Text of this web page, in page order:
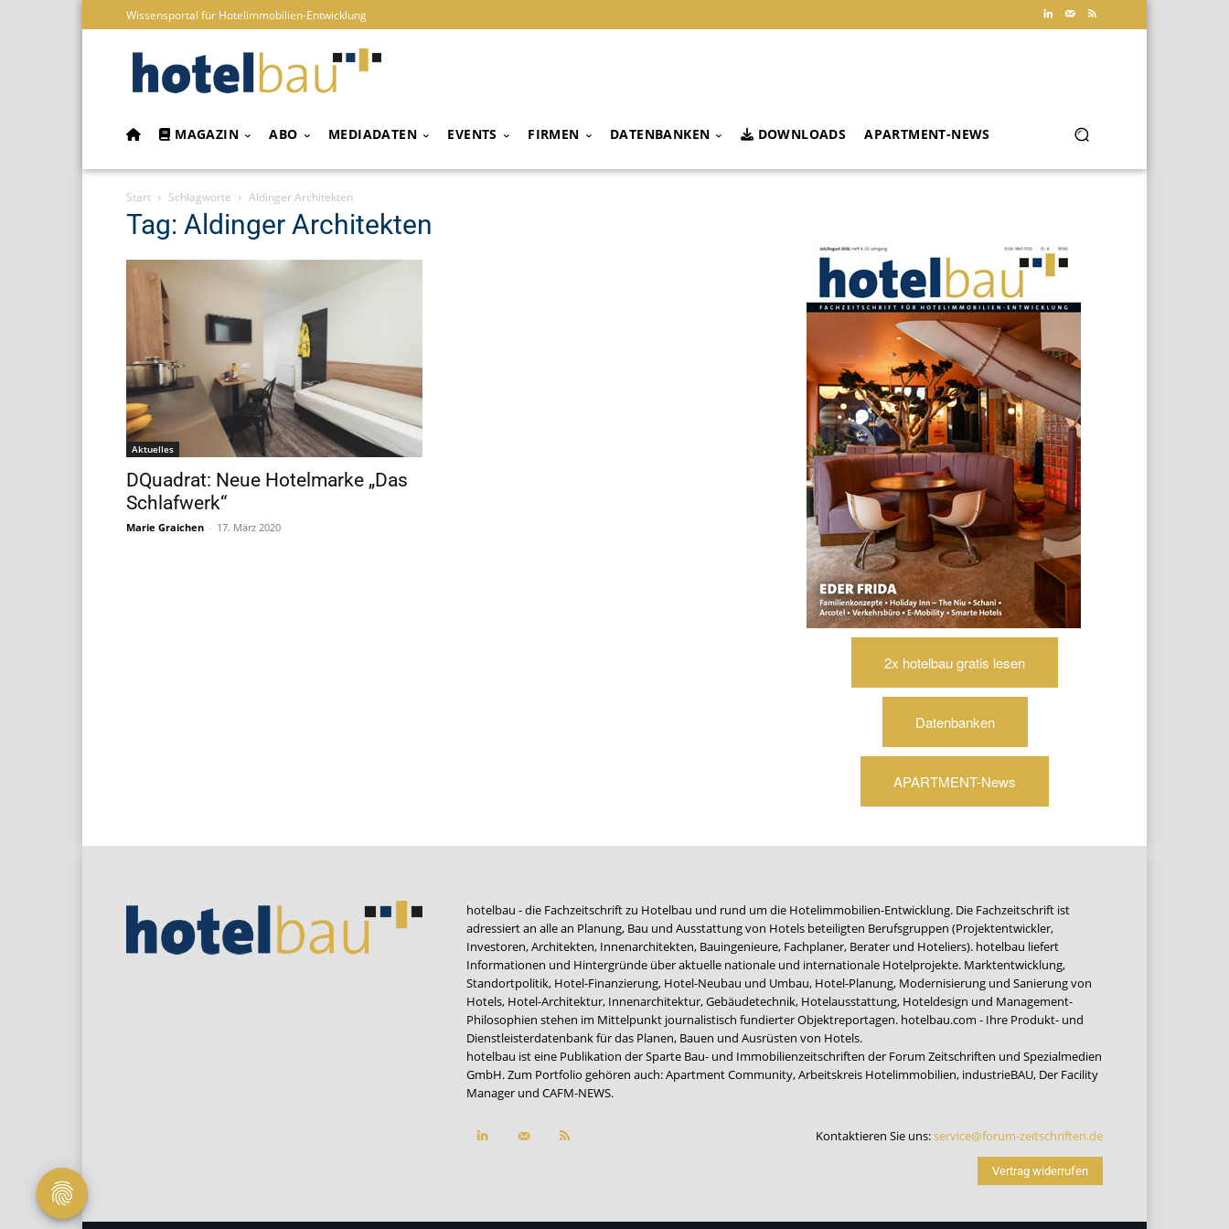
Wissensportal für Hotelimmobilien-Entwicklung
MAGAZIN ABO MEDIADATEN EVENTS FIRMEN DATENBANKEN DOWNLOADS APARTMENT-NEWS
Start Schlagworte Aldinger Architekten
Tag: Aldinger Architekten
Aktuelles
DQuadrat: Neue Hotelmarke „Das
Schlafwerk“
Marie Graichen - 17. März 2020
2x hotelbau gratis lesen
Datenbanken
APARTMENT-News
hotelbau - die Fachzeitschrift zu Hotelbau und rund um die Hotelimmobilien-Entwicklung. Die Fachzeitschrift ist
adressiert an alle an Planung, Bau und Ausstattung von Hotels beteiligten Berufsgruppen (Projektentwickler,
Investoren, Architekten, Innenarchitekten, Bauingenieure, Fachplaner, Berater und Hoteliers). hotelbau liefert
Informationen und Hintergründe über aktuelle nationale und internationale Hotelprojekte. Marktentwicklung,
Standortpolitik, Hotel-Finanzierung, Hotel-Neubau und Umbau, Hotel-Planung, Modernisierung und Sanierung von
Hotels, Hotel-Architektur, Innenarchitektur, Gebäudetechnik, Hotelausstattung, Hoteldesign und Management-
Philosophien stehen im Mittelpunkt journalistisch fundierter Objektreportagen. hotelbau.com - Ihre Produkt- und
Dienstleisterdatenbank für das Planen, Bauen und Ausrüsten von Hotels.
hotelbau ist eine Publikation der Sparte Bau- und Immobilienzeitschriften der Forum Zeitschriften und Spezialmedien
GmbH. Zum Portfolio gehören auch:Apartment Community,Arbeitskreis Hotelimmobilien, industrieBAU, Der Facility
Manager und CAFM-NEWS.
Kontaktieren Sie uns:service@forum-zeitschriften.de
Vertrag widerrufen